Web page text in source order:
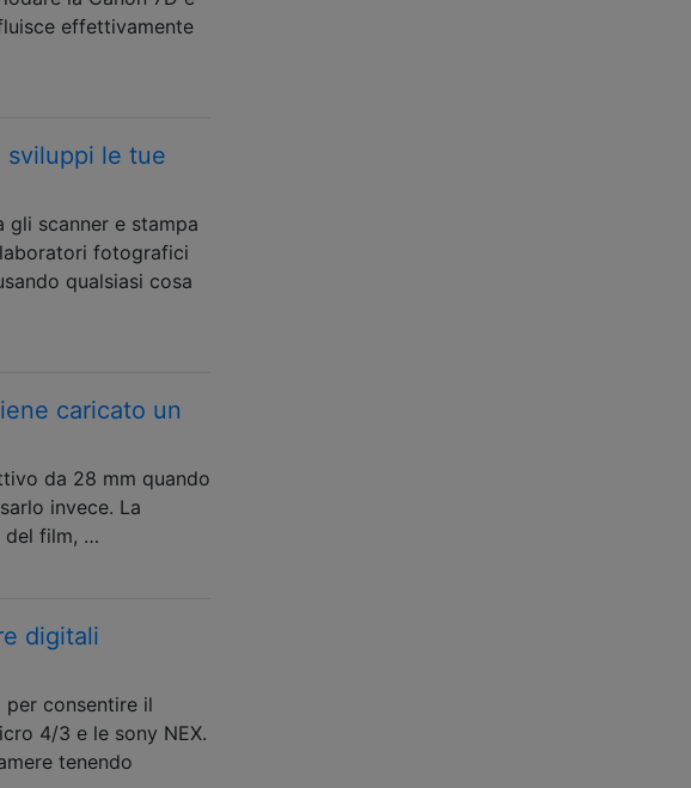
effettivamente
sviluppi le tue
scanner e stampa
fotografici
qualsiasi cosa
caricato un
da 28 mm quando
invece. La
del film, …
digitali
consentire il
4/3 e le sony NEX.
tenendo